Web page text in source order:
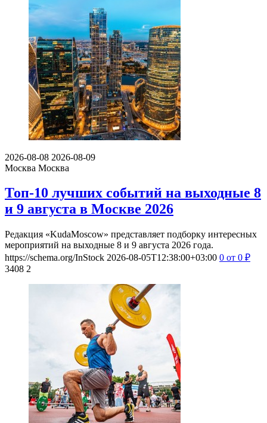
2026-08-08 2026-08-09
Москва Москва
Топ-10 лучших событий на выходные 8
и 9 августа в Москве 2026
Редакция «KudaMoscow» представляет подборку интересных
мероприятий на выходные 8 и 9 августа 2026 года.
https://schema.org/InStock 2026-08-05T12:38:00+03:00 0 от 0 ₽
3408 2